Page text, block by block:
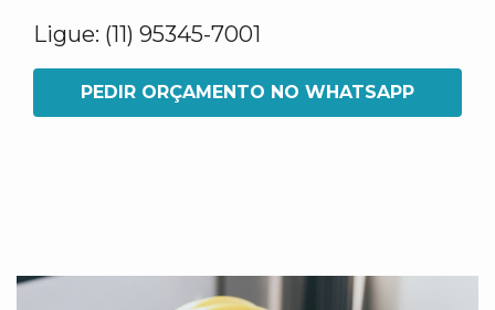
Ligue: (11) 95345-7001
PEDIR ORÇAMENTO NO WHATSAPP